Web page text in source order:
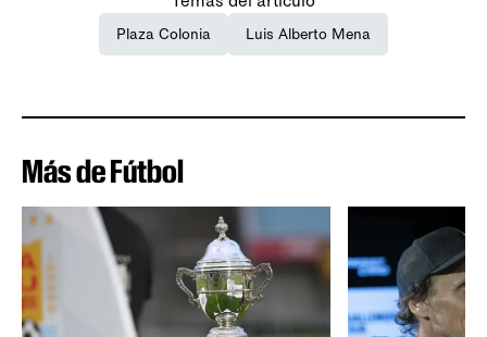
Plaza Colonia Luis Alberto Mena
Más de Fútbol